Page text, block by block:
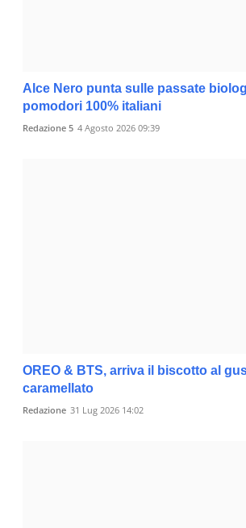
Alce Nero punta sulle passate
pomodori 100% italiani
Redazione 5 4 Agosto 2026 09:39
OREO & BTS, arriva il biscotto al
caramellato
Redazione 31 Lug 2026 14:02